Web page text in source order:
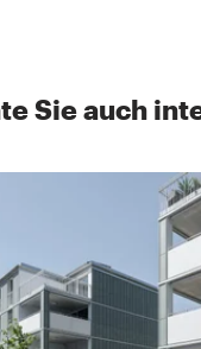
Sie auch